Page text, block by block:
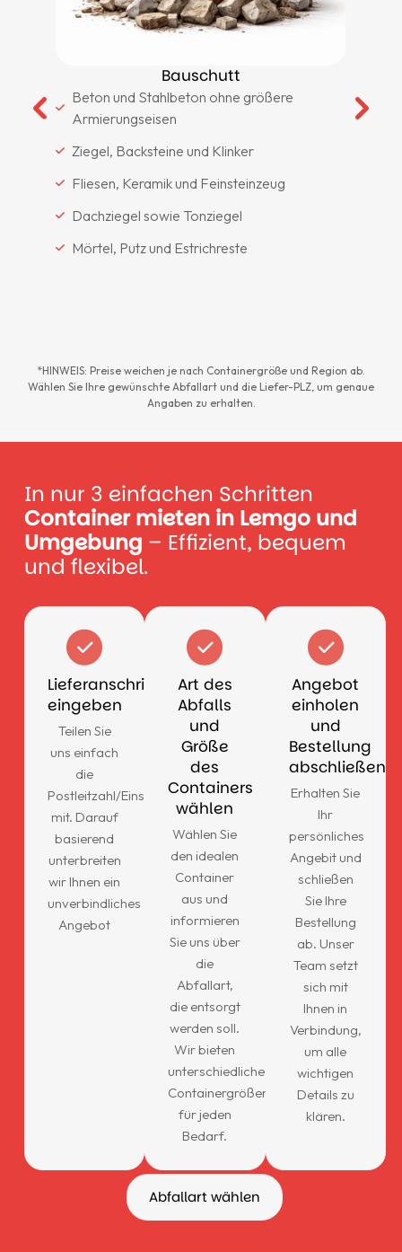
Bauschutt
Beton und Stahlbeton ohne größere
Armierungseisen
Ziegel, Backsteine und Klinker
Fliesen, Keramik und Feinsteinzeug
Dachziegel sowie Tonziegel
Mörtel, Putz und Estrichreste
*HINWEIS: Preise weichen je nach Containergröße und Region ab.
Wählen Sie Ihre gewünschte Abfallart und die Liefer-PLZ, um genaue
Angaben zu erhalten.
In nur 3 einfachen Schritten
Container mieten in Lemgo und
Umgebung – Effizient, bequem
und flexibel.
Lieferanschrift
eingeben
Teilen Sie
uns einfach
die
Postleitzahl/Einsatzort
mit. Darauf
basierend
unterbreiten
wir Ihnen ein
unverbindliches
Angebot
Art des
Abfalls
und
Größe
des
Containers
wählen
Wählen Sie
den idealen
Container
aus und
informieren
Sie uns über
die
Abfallart,
die entsorgt
werden soll.
Wir bieten
unterschiedliche
Containergrößen
für jeden
Bedarf.
Angebot
einholen
und
Bestellung
abschließen
Erhalten Sie
Ihr
persönliches
Angebit und
schließen
Sie Ihre
Bestellung
ab. Unser
Team setzt
sich mit
Ihnen in
Verbindung,
um alle
wichtigen
Details zu
klären.
Abfallart wählen